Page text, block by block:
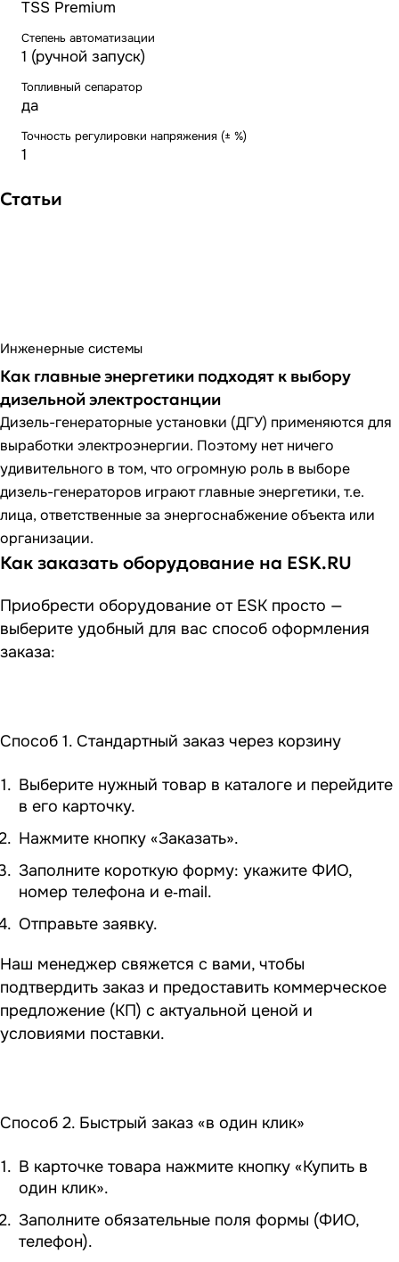
TSS Premium
Степень автоматизации
1 (ручной запуск)
Топливный сепаратор
да
Точность регулировки напряжения (± %)
1
Статьи
Инженерные системы
Как главные энергетики подходят к выбору
дизельной электростанции
Дизель-генераторные установки (ДГУ) применяются для
выработки электроэнергии. Поэтому нет ничего
удивительного в том, что огромную роль в выборе
дизель-генераторов играют главные энергетики, т.е.
лица, ответственные за энергоснабжение объекта или
организации.
Как заказать оборудование на ESK.RU
Приобрести оборудование от ESK просто —
выберите удобный для вас способ оформления
заказа:
Способ 1. Стандартный заказ через корзину
Выберите нужный товар в каталоге и перейдите
в его карточку.
Нажмите кнопку «Заказать».
Заполните короткую форму: укажите ФИО,
номер телефона и e‑mail.
Отправьте заявку.
Наш менеджер свяжется с вами, чтобы
подтвердить заказ и предоставить коммерческое
предложение (КП) с актуальной ценой и
условиями поставки.
Способ 2. Быстрый заказ «в один клик»
В карточке товара нажмите кнопку «Купить в
один клик».
Заполните обязательные поля формы (ФИО,
телефон).